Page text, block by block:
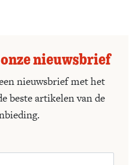
nieuwsbrief
nieuwsbrief met het
beste artikelen van de